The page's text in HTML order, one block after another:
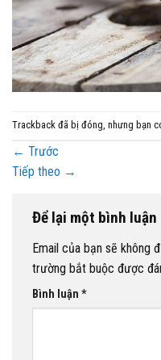
Trackback đã bị đóng, nhưng bạn
← Trước
Tiếp theo →
Để lại một bình luận
Email của bạn sẽ không
trường bắt buộc được
Bình luận *